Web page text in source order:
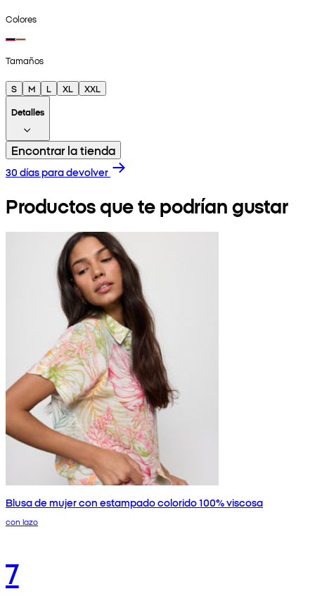
Colores
Tamaños
S M L XL
XXL
Detalles
Encontrar la tienda
30 días para devolver
Productos que te podrían gustar
Blusa de mujer con estampado colorido 100% viscosa
con lazo
7